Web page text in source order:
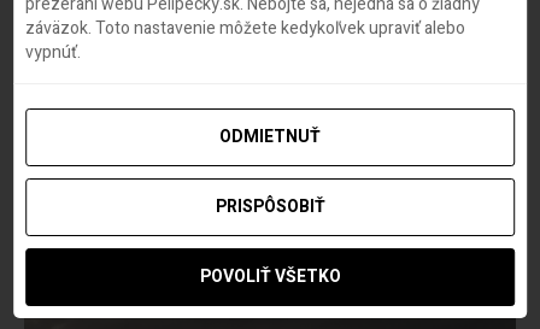
Jordánska
autorPatrik Vas 4. FEBRUÁRA 2018
záväzok. Toto nastavenie môžete kedykoľvek upraviť alebo
vypnúť.
ODMIETNUŤ
PRISPÔSOBIŤ
POVOLIŤ VŠETKO